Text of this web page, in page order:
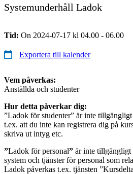
Systemunderhåll Ladok
Tid: On 2024-07-17 kl 04.00 - 06.00
Exportera till kalender
Vem påverkas:
Anställda och studenter
Hur detta påverkar dig:
”Ladok för studenter” är inte
t.ex. att du inte kan registrera dig på
skriva ut intyg etc.
”Ladok för personal” är inte tillgängligt
system och tjänster för personal som
Ladok påverkas t.ex. tjänsten